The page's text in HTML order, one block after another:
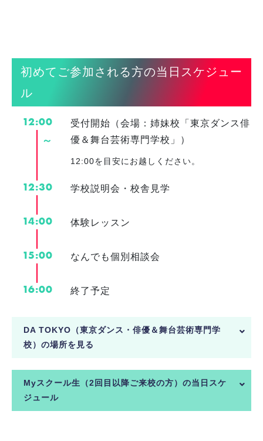
初めてご参加される方の当日スケジュー
ル
12:00
～
受付開始（会場：姉妹校「東京ダンス俳
優＆舞台芸術専門学校」）
12:00を目安にお越しください。
12:30 学校説明会・校舎見学
14:00 体験レッスン
15:00 なんでも個別相談会
16:00 終了予定
DA TOKYO（東京ダンス・俳優＆舞台芸術専門学
校）の場所を見る
Myスクール生（2回目以降ご来校の方）の当日スケ
ジュール